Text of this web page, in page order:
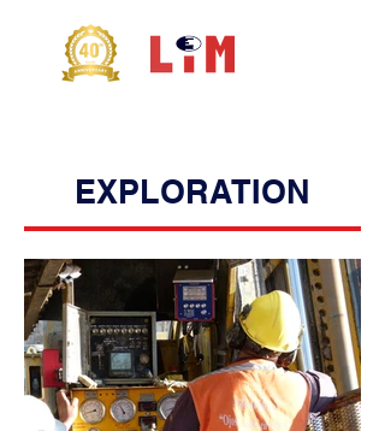
EXPLORATION